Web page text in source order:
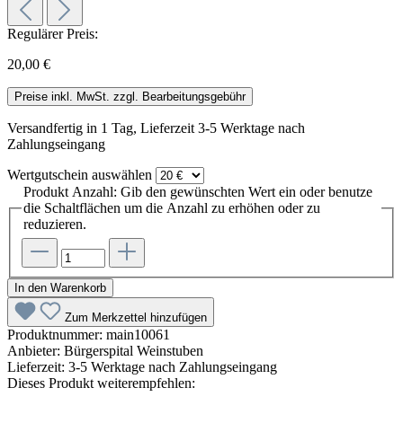
Regulärer Preis:
20,00 €
Preise inkl. MwSt. zzgl. Bearbeitungsgebühr
Versandfertig in 1 Tag, Lieferzeit 3-5 Werktage nach
Zahlungseingang
Wertgutschein auswählen
Produkt Anzahl: Gib den gewünschten Wert ein oder benutze
die Schaltflächen um die Anzahl zu erhöhen oder zu
reduzieren.
In den Warenkorb
Zum Merkzettel hinzufügen
Produktnummer: main10061
Anbieter: Bürgerspital Weinstuben
Lieferzeit: 3-5 Werktage nach Zahlungseingang
Dieses Produkt weiterempfehlen: